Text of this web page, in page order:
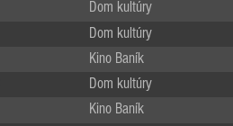
Dom kultúry
Dom kultúry
Kino Baník
Dom kultúry
Kino Baník